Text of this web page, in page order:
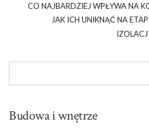
CO NAJBARDZIEJ WPŁYWA NA
JAK ICH UNIKNĄĆ NA
IZOLACJI
Budowa i wnętrze